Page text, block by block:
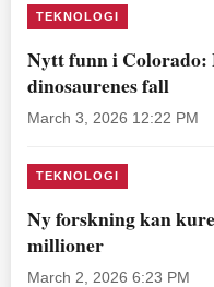
TEKNOLOGI
Nytt funn i Colorado:
dinosaurenes fall
March 3, 2026 12:22 PM
TEKNOLOGI
Ny forskning kan
millioner
March 2, 2026 6:23 PM